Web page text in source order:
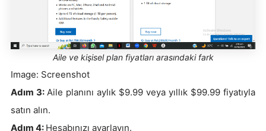
Aile ve kişisel plan fiyatları arasındaki fark
Image: Screenshot
Adım 3: Aile planını aylık $9.99 veya yıllık $99.99 fiyatıyla
satın alın.
Adım 4: Hesabınızı ayarlayın.